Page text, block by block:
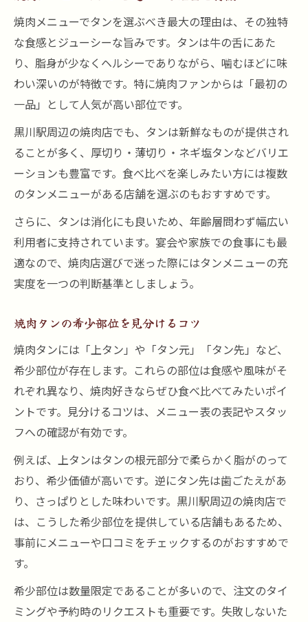
焼肉メニューでタンを選ぶべき最大の理由は、その独特
な食感とジューシーな旨みです。タンは牛の舌にあた
り、脂身が少なくヘルシーでありながら、噛むほどに味
わい深いのが特徴です。特に焼肉ファンからは「最初の
一品」として人気が高い部位です。
黒川駅周辺の焼肉店でも、タンは新鮮なものが提供され
ることが多く、厚切り・薄切り・ネギ塩タンなどバリエ
ーションも豊富です。食べ比べを楽しみたい方には複数
のタンメニューがある店舗を選ぶのもおすすめです。
さらに、タンは消化にも良いため、年齢層問わず幅広い
利用者に支持されています。宴会や家族での食事にも最
適なので、焼肉店選びで迷った際にはタンメニューの充
実度を一つの判断基準としましょう。
焼肉タンの希少部位を見分けるコツ
焼肉タンには「上タン」や「タン元」「タン先」など、
希少部位が存在します。これらの部位は食感や風味がそ
れぞれ異なり、焼肉好きならぜひ食べ比べてみたいポイ
ントです。見分けるコツは、メニュー表の表記やスタッ
フへの確認が有効です。
例えば、上タンはタンの根元部分で柔らかく脂がのって
おり、希少価値が高いです。逆にタン先は歯ごたえがあ
り、さっぱりとした味わいです。黒川駅周辺の焼肉店で
は、こうした希少部位を提供している店舗もあるため、
事前にメニューや口コミをチェックするのがおすすめで
す。
希少部位は数量限定であることが多いので、注文のタイ
ミングや予約時のリクエストも重要です。失敗しないた